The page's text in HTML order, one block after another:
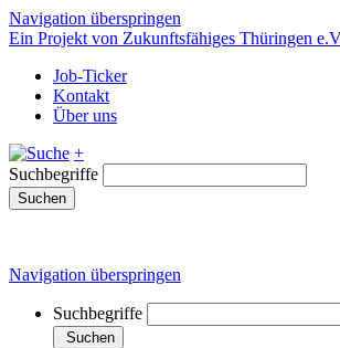
Navigation überspringen
Ein Projekt von Zukunftsfähiges Thüringen
Job-Ticker
Kontakt
Über uns
+
Suchbegriffe
Suchen
Navigation überspringen
Suchbegriffe
Suchen